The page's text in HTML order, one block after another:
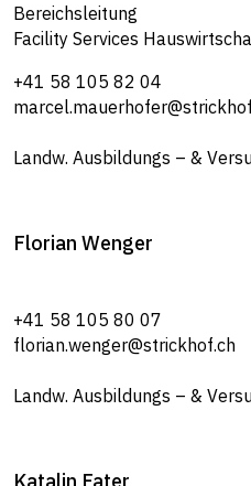
Bereichsleitung
Facility Services
+41 58 105 82 04
Landw. Ausbildungs – &
Florian Wenger
+41 58 105 80 07
florian.wenger@strickhof.ch
Landw. Ausbildungs – &
Katalin Fater